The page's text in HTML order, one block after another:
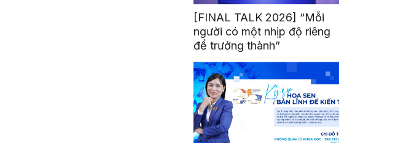
[FINAL TALK 2026] “Mỗi
người có một nhịp độ riêng
để trưởng thành”